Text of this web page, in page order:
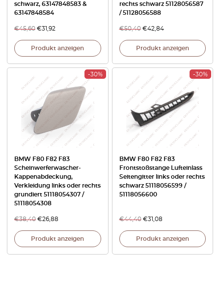
schwarz, 63147848583 &
63147848584
€45,60 €31,92
Produkt anzeigen
rechts schwarz 51128056587
/ 51128056588
€50,40 €42,84
Produkt anzeigen
-30%
BMW F80 F82 F83
Scheinwerferwascher-
Kappenabdeckung,
Verkleidung links oder rechts
grundiert 51118054307 /
51118054308
€38,40 €26,88
Produkt anzeigen
-30%
BMW F80 F82 F83
Frontstoßstange Lufteinlass
Seitengitter links oder rechts
schwarz 51118056599 /
51118056600
€44,40 €31,08
Produkt anzeigen